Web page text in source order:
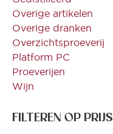
Overige artikelen
Overige dranken
Overzichtsproeverij
Platform PC
Proeverijen
Wijn
FILTEREN OP PRIJS